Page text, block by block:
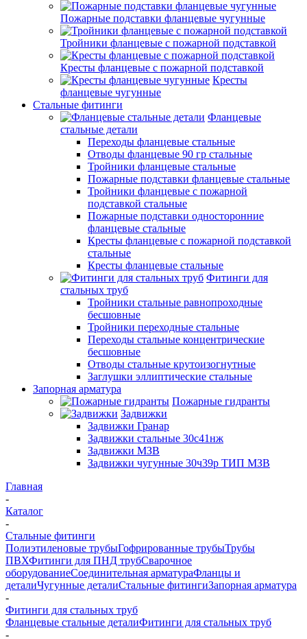
Пожарные подставки фланцевые чугунные
Тройники фланцевые с пожарной подставкой
Кресты фланцевые с пожарной подставкой
Кресты
фланцевые чугунные
Стальные фитинги
Фланцевые
стальные детали
Переходы фланцевые стальные
Отводы фланцевые 90 гр стальные
Тройники фланцевые стальные
Пожарные подставки фланцевые стальные
Тройники фланцевые с пожарной
подставкой стальные
Пожарные подставки односторонние
фланцевые стальные
Кресты фланцевые с пожарной подставкой
стальные
Кресты фланцевые стальные
Фитинги для
стальных труб
Тройники стальные равнопроходные
бесшовные
Тройники переходные стальные
Переходы стальные концентрические
бесшовные
Отводы стальные крутоизогнутные
Заглушки эллиптические стальные
Запорная арматура
Пожарные гидранты
Задвижки
Задвижки Гранар
Задвижки стальные 30с41нж
Задвижки МЗВ
Задвижки чугунные 30ч39р ТИП МЗВ
Главная
-
Каталог
-
Стальные фитинги
Полиэтиленовые трубыГофрированные трубыТрубы
ПВХФитинги для ПНД трубСварочное
оборудованиеСоединительная арматураФланцы и
деталиЧугунные деталиСтальные фитингиЗапорная арматура
-
Фитинги для стальных труб
Фланцевые стальные деталиФитинги для стальных труб
-